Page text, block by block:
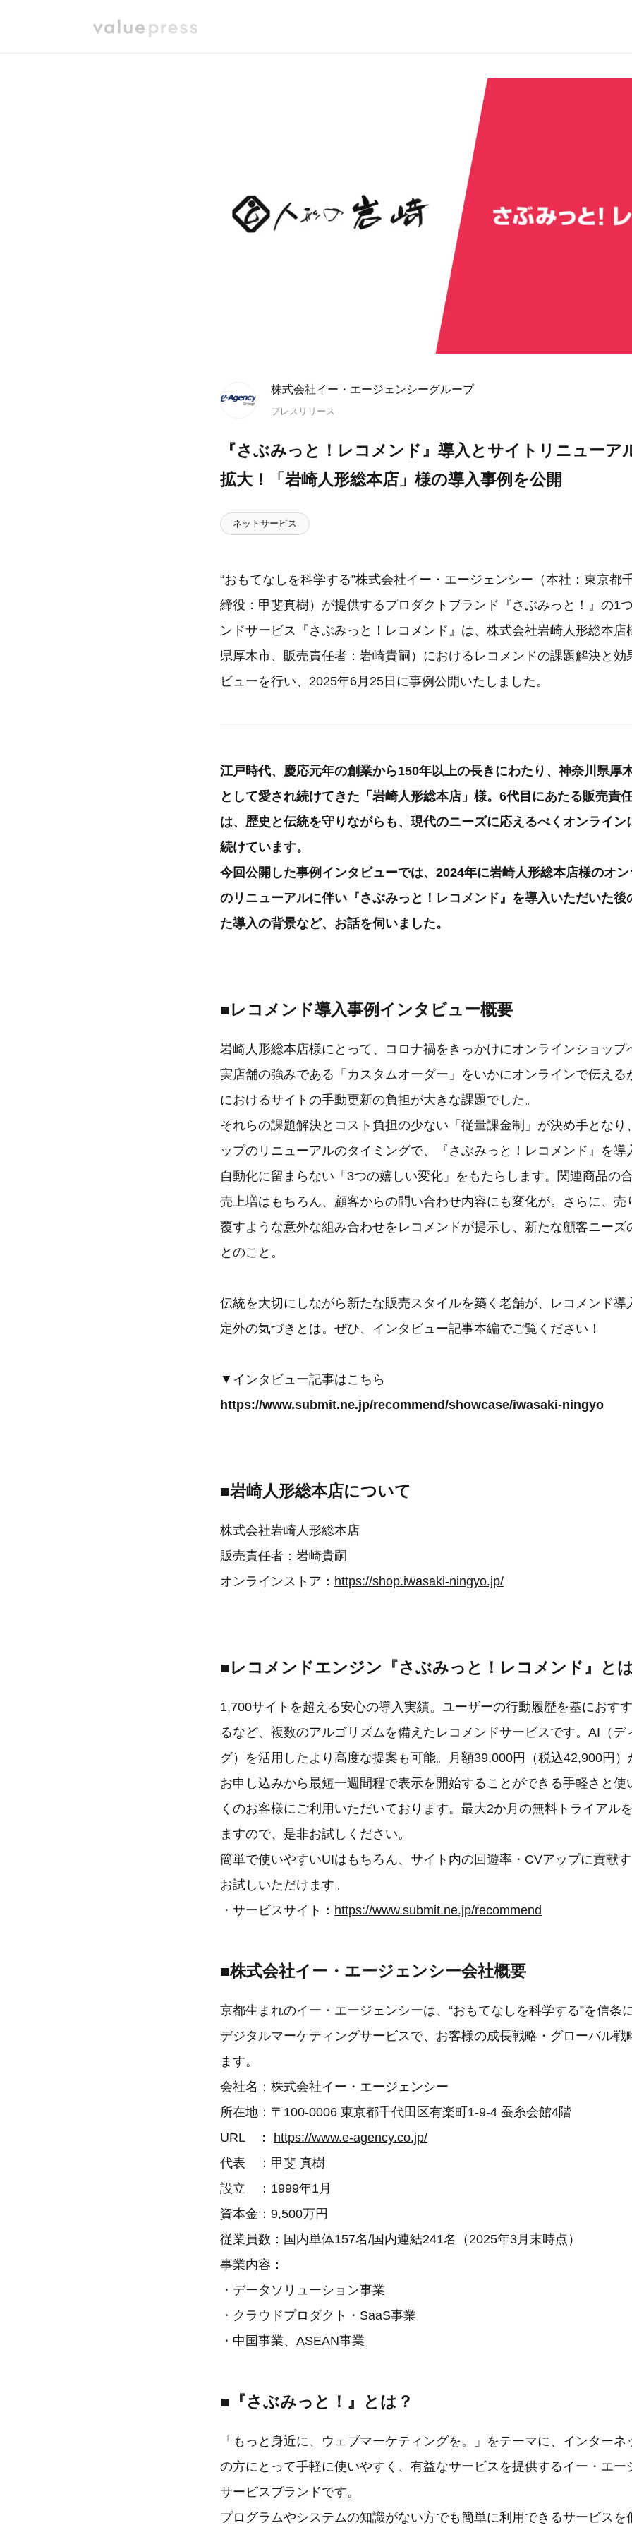
株式会社イー・エージェンシーグループ
プレスリリース
『さぶみっと！レコメンド』導入とサイトリニューア
拡大！「岩崎人形総本店」様の導入事例を公開
ネットサービス
“おもてなしを科学する”株式会社イー・エージェンシー（本社：東京都
締役：甲斐真樹）が提供するプロダクトブランド『さぶみっと！』の1
ンドサービス『さぶみっと！レコメンド』は、株式会社岩崎人形総本店
県厚木市、販売責任者：岩崎貴嗣）におけるレコメンドの課題解決と効
ビューを行い、2025年6月25日に事例公開いたしました。
江戸時代、慶応元年の創業から150年以上の長きにわたり、神奈川県厚
として愛され続けてきた「岩崎人形総本店」様。6代目にあたる販売責
は、歴史と伝統を守りながらも、現代のニーズに応えるべくオンライン
続けています。
今回公開した事例インタビューでは、2024年に岩崎人形総本店様のオ
のリニューアルに伴い『さぶみっと！レコメンド』を導入いただいた後
た導入の背景など、お話を伺いました。
■レコメンド導入事例インタビュー概要
岩崎人形総本店様にとって、コロナ禍をきっかけにオンラインショップ
実店舗の強みである「カスタムオーダー」をいかにオンラインで伝える
におけるサイトの手動更新の負担が大きな課題でした。
それらの課題解決とコスト負担の少ない「従量課金制」が決め手となり
ップのリニューアルのタイミングで、『さぶみっと！レコメンド』を導
自動化に留まらない「3つの嬉しい変化」をもたらします。関連商品の
売上増はもちろん、顧客からの問い合わせ内容にも変化が。さらに、売
覆すような意外な組み合わせをレコメンドが提示し、新たな顧客ニーズ
とのこと。
伝統を大切にしながら新たな販売スタイルを築く老舗が、レコメンド導
定外の気づきとは。ぜひ、インタビュー記事本編でご覧ください！
▼インタビュー記事はこちら
https://www.submit.ne.jp/recommend/showcase/iwasaki-ningyo
■岩崎人形総本店について
株式会社岩崎人形総本店
販売責任者：岩崎貴嗣
オンラインストア： https://shop.iwasaki-ningyo.jp/
■レコメンドエンジン『さぶみっと！レコメンド』とは
1,700サイトを超える安心の導入実績。ユーザーの行動履歴を基におす
るなど、複数のアルゴリズムを備えたレコメンドサービスです。AI（デ
グ）を活用したより高度な提案も可能。月額39,000円（税込42,900円）
お申し込みから最短一週間程で表示を開始することができる手軽さと使
くのお客様にご利用いただいております。最大2か月の無料トライアル
ますので、是非お試しください。
簡単で使いやすいUIはもちろん、サイト内の回遊率・CVアップに貢献
お試しいただけます。
・サービスサイト： https://www.submit.ne.jp/recommend
■株式会社イー・エージェンシー会社概要
京都生まれのイー・エージェンシーは、“おもてなしを科学する”を信条
デジタルマーケティングサービスで、お客様の成長戦略・グローバル戦
ます。
会社名：株式会社イー・エージェンシー
所在地：〒100-0006 東京都千代田区有楽町1-9-4 蚕糸会館4階
URL ： https://www.e-agency.co.jp/
代表 ：甲斐 真樹
設立 ：1999年1月
資本金：9,500万円
従業員数：国内単体157名/国内連結241名（2025年3月末時点）
事業内容：
・データソリューション事業
・クラウドプロダクト・SaaS事業
・中国事業、ASEAN事業
■『さぶみっと！』とは？
「もっと身近に、ウェブマーケティングを。」をテーマに、インターネ
の方にとって手軽に使いやすく、有益なサービスを提供するイー・エー
サービスブランドです。
プログラムやシステムの知識がない方でも簡単に利用できるサービスを